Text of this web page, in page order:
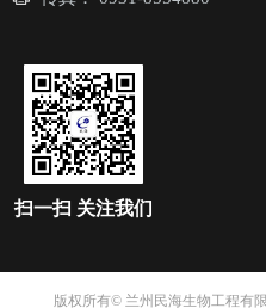
扫一扫 关注我们
版权所有© 兰州民海生物工程有